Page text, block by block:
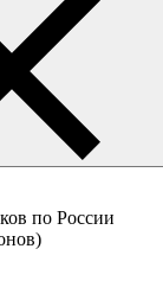
по России